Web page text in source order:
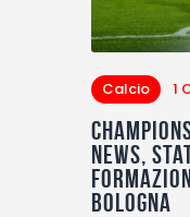
Calcio 1
News,
Bologna